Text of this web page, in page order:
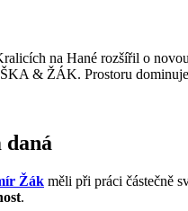
na Hané rozšířil o
& ŽÁK. Prostoru
daná
Žák měli při práci částečně
.